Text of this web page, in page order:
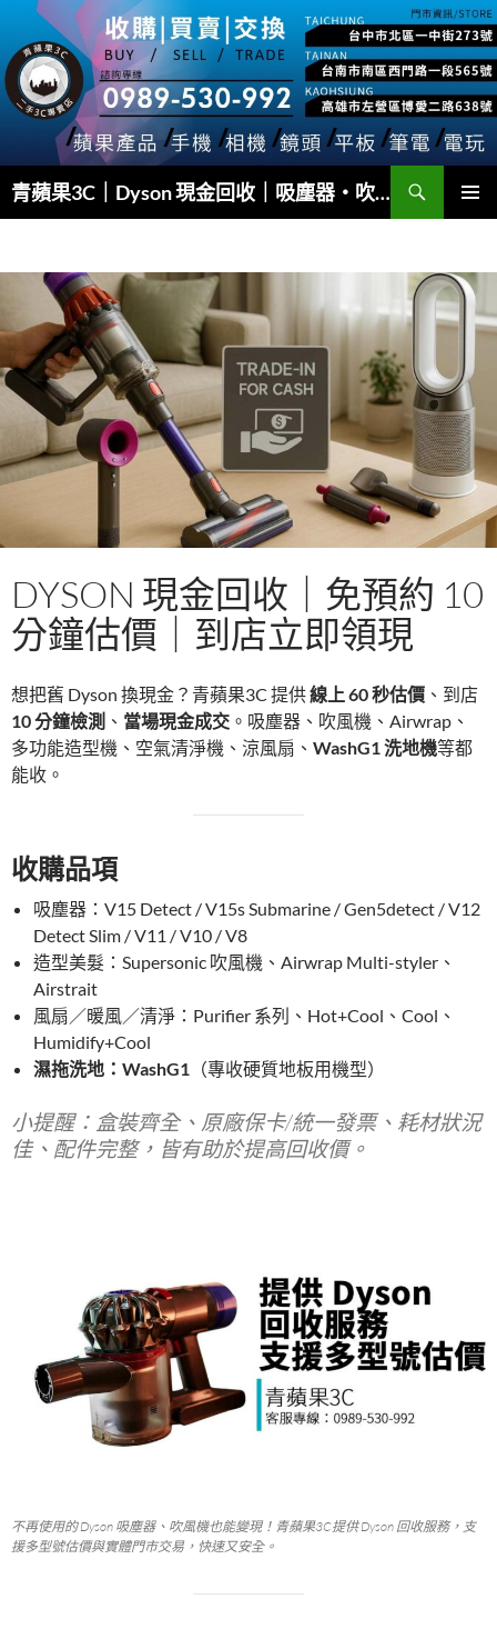
主
要
青蘋果3C｜Dyson 現金回收｜吸塵器・吹風機・Airwrap 快速估價
搜
尋
DYSON 現金回收｜免預約 10
分鐘估價｜到店立即領現
想把舊 Dyson 換現金？青蘋果3C 提供線上 60 秒估價 、到店
10 分鐘檢測 、 當場現金成交 。吸塵器、吹風機、Airwrap、
多功能造型機、空氣清淨機、涼風扇、 WashG1 洗地機等都
能收。
收購品項
吸塵器：V15 Detect / V15s Submarine / Gen5detect / V12
Detect Slim / V11 / V10 / V8
造型美髮：Supersonic 吹風機、Airwrap Multi-styler、
Airstrait
風扇／暖風／清淨：Purifier 系列、Hot+Cool、Cool、
Humidify+Cool
濕拖洗地：WashG1 （專收硬質地板用機型）
小提醒：盒裝齊全、原廠保卡/統一發票、耗材狀況
佳、配件完整，皆有助於提高回收價。
不再使用的 Dyson 吸塵器、吹風機也能變現！青蘋果3C提供 Dyson 回收服務，支
援多型號估價與實體門市交易，快速又安全。